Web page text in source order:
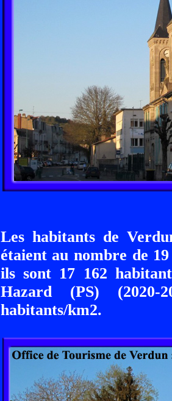
Les habitants de
étaient au nombre de
ils sont 17 162
Hazard (PS)
habitants/km2.